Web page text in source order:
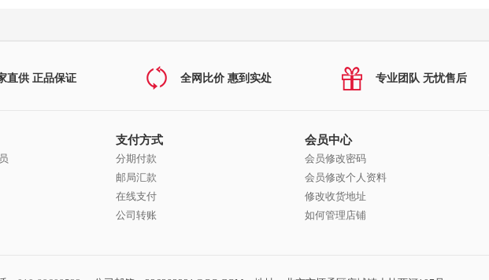
直供 正品保证 全网比价 惠到实处 专业团队 无忧售后
支付方式
分期付款
邮局汇款
在线支付
公司转账
会员中心
会员修改密码
会员修改个人资料
修改收货地址
如何管理店铺